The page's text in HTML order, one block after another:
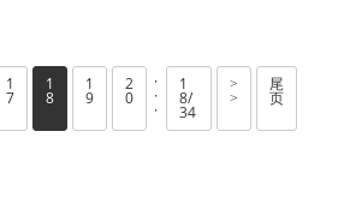
1
7
1
8
1
9
2
0
·
·
·
1
8/
34
>
>
尾
页